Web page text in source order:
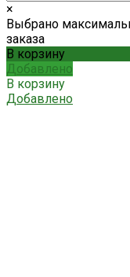
×
Выбрано
заказа
В корзину
Добавлено
В корзину
Добавлено